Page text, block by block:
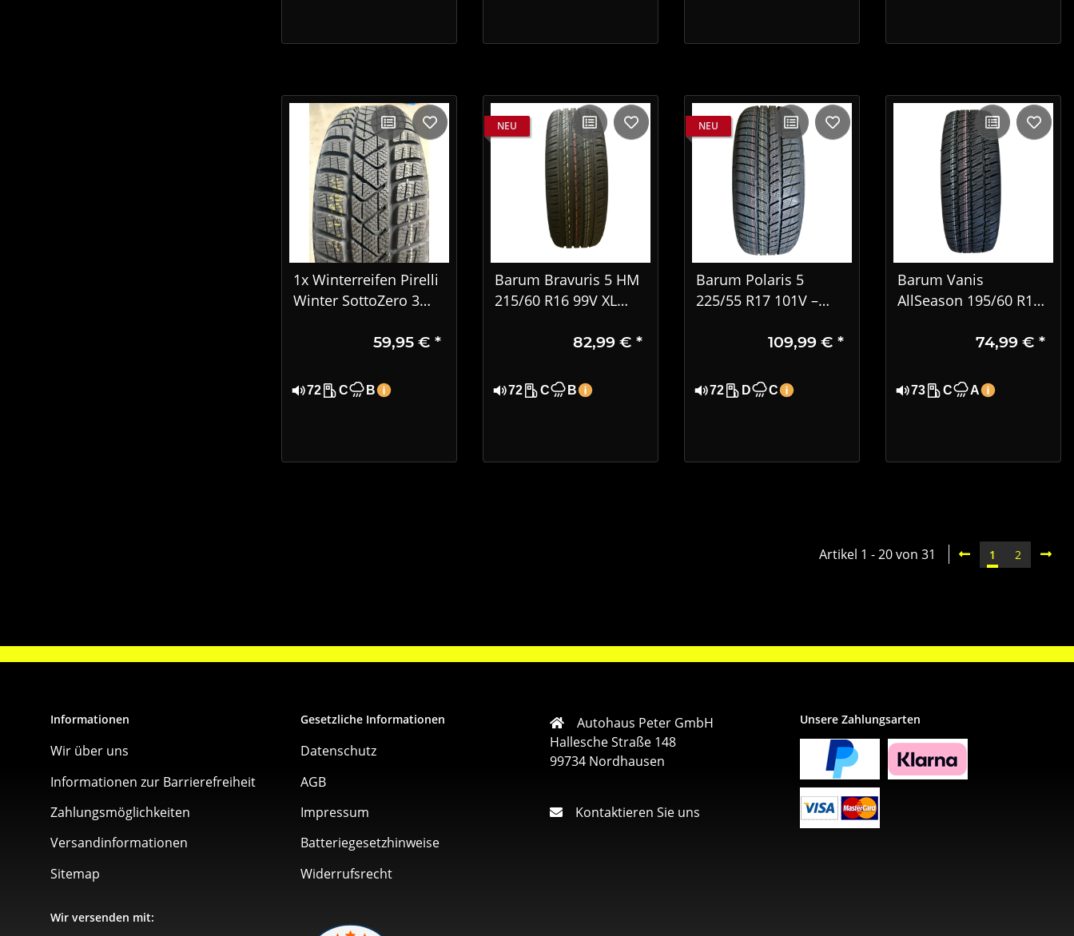
1x Winterreifen Pirelli
Winter SottoZero 3
59,95 € *
72 C B
NEU
Barum Bravuris 5 HM
215/60 R16 99V XL
Load, DOT 172482,99 € *
72 C B
NEU
Barum Polaris 5
225/55 R17 101V –
109,99 € *
72 D C
Barum Vanis
AllSeason 195/60 R16
Ganzjahresreifen für
74,99 € *
73 C A
Artikel 1 - 20 von 31 1 2
Informationen
Wir über uns
Informationen zur Barrierefreiheit
Zahlungsmöglichkeiten
Versandinformationen
Sitemap
Gesetzliche Informationen
Datenschutz
AGB
Impressum
Batteriegesetzhinweise
Widerrufsrecht
Autohaus Peter GmbH
Hallesche Straße 148
99734 Nordhausen
Kontaktieren Sie uns
Unsere Zahlungsarten
Wir versenden mit: